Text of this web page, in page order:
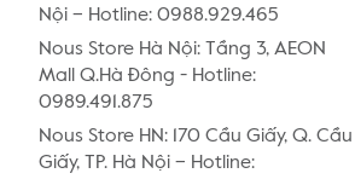
Nội – Hotline: 0988.929.465
Nous Store Hà Nội: Tầng 3, AEON
Mall Q.Hà Đông - Hotline:
0989.491.875
Nous Store HN: 170 Cầu Giấy, Q. Cầu
Giấy, TP. Hà Nội – Hotline: